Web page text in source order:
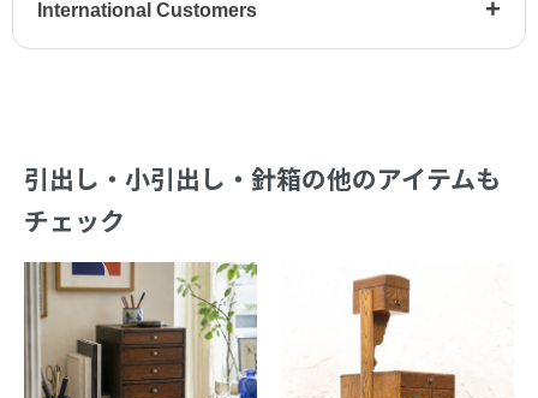
International Customers +
引出し・小引出し・針箱の他のアイテムも
チェック